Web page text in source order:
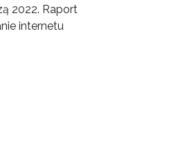
2022. Raport
internetu